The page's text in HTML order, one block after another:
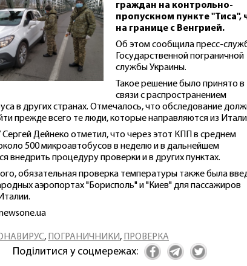
граждан на контрольно-
пропускном пункте "Тиса",
на границе с Венгрией.
Об этом сообщила пресс-
Государственной пограничной
службы Украины.
Такое решение было принято в
связи с распространением
в других странах. Отмечалось, что обследование
прежде всего те люди, которые направляются из
Сергей Дейнеко отметил, что через этот КПП в среднем
500 микроавтобусов в неделю и в дальнейшем
внедрить процедуру проверки и в других пунктах.
обязательная проверка температуры также была
аэропортах "Борисполь" и "Киев" для пассажиров
, ПОГРАНИЧНИКИ, ПРОВЕРКА
Поділитися у соцмережах: